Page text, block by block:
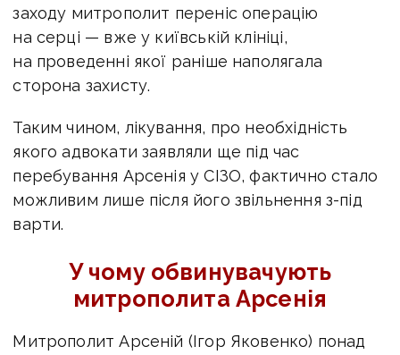
заходу митрополит переніс операцію
на серці — вже у київській клініці,
на проведенні якої раніше наполягала
сторона захисту.
Таким чином, лікування, про необхідність
якого адвокати заявляли ще під час
перебування Арсенія у СІЗО, фактично стало
можливим лише після його звільнення з-під
варти.
У чому обвинувачують
митрополита Арсенія
Митрополит Арсеній (Ігор Яковенко) понад